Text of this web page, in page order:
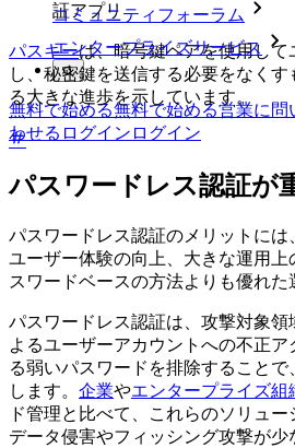
コミュニティフォーラム
エンタープライズサービス
無料で始める無料で始める営業に問
わせる ログイン ログイン
証アプリ
パスキーは、暗号鍵ペアを使用して
し、秘密鍵を送信する必要をなく
る大きな進歩を示しています。
パスワードレス認証が
パスワードレス認証のメリットには
ユーザー体験の向上、大きな運用
スワードベースの方法よりも優れた
パスワードレス認証は、攻撃対象領
よるユーザーアカウントへの不正
る弱いパスワードを排除すること
します。 企業やエンタープライズ組
ド管理と比べて、これらのソリュ
データ侵害やフィッシング攻撃が少